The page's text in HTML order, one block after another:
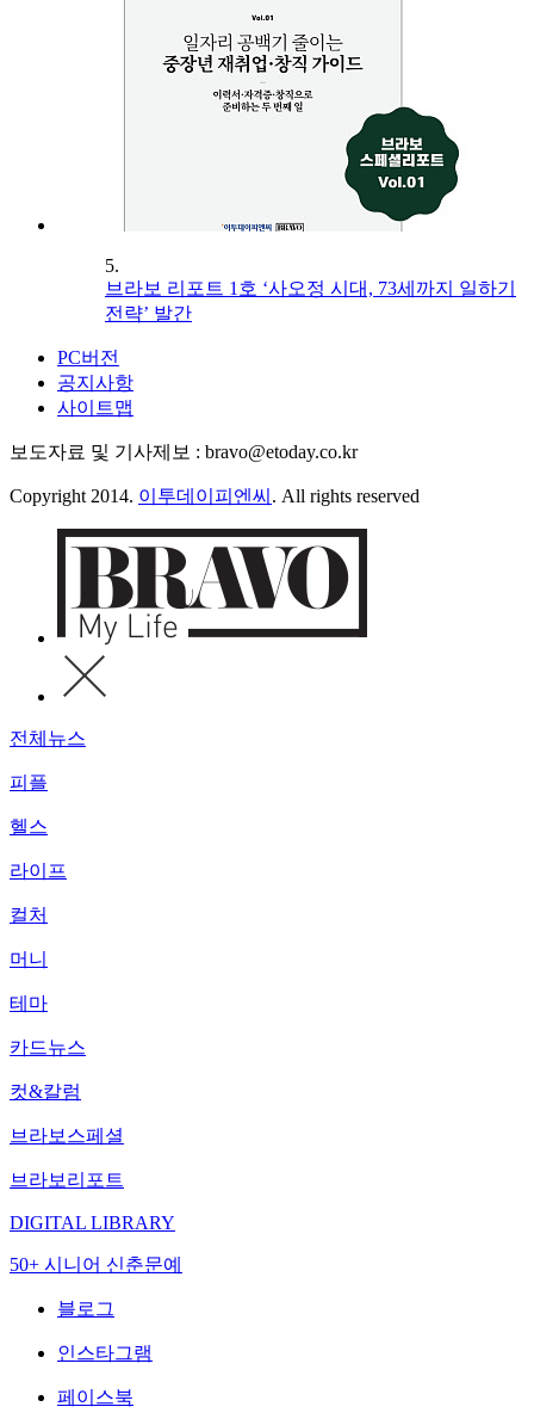
5.
브라보 리포트 1호 ‘사오정 시대, 73세까지 일하기
전략’ 발간
PC버전
공지사항
사이트맵
보도자료 및 기사제보 : bravo@etoday.co.kr
Copyright 2014. 이투데이피엔씨 . All rights reserved
전체뉴스
피플
헬스
라이프
컬처
머니
테마
카드뉴스
컷&칼럼
브라보스페셜
브라보리포트
DIGITAL LIBRARY
50+ 시니어 신춘문예
블로그
인스타그램
페이스북